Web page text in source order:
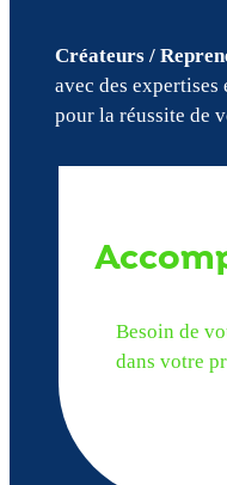
Créateurs /
avec des expertises
pour la réussite de
Besoin de
dans votre